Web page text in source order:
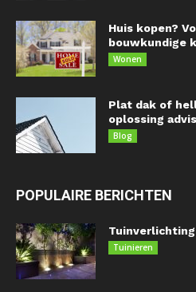
Huis kopen?
bouwkundige
Wonen
Plat dak of
oplossing
Blog
POPULAIRE BERICHTEN
Tuinverlichting
Tuinieren